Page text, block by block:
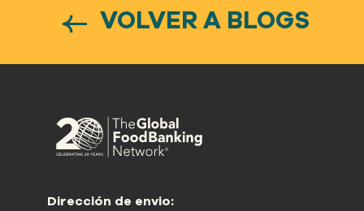
VOLVER A BLOGS
Dirección de envio: